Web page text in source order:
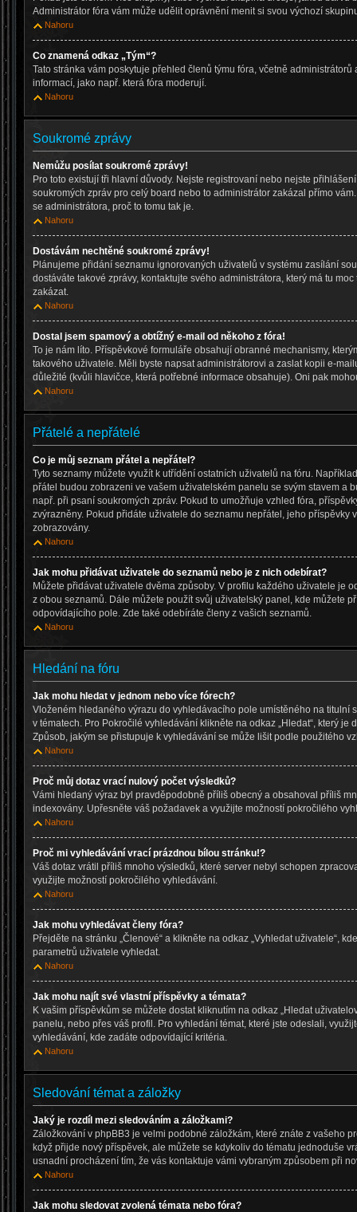
Administrátor fóra vám může udělit oprávnění menit si svou výchozí
Nahoru
Co znamená odkaz „Tým“?
Tato stránka vám poskytuje přehled členů týmu fóra, včetně
informací, jako např. která fóra moderují.
Nahoru
Soukromé zprávy
Nemůžu posílat soukromé zprávy!
Pro toto existují tři hlavní důvody. Nejste registrovaní nebo nejste
soukromých zpráv pro celý board nebo to administrátor zakázal přímo
se administrátora, proč to tomu tak je.
Nahoru
Dostávám nechtěné soukromé zprávy!
Plánujeme přidání seznamu ignorovaných uživatelů v systému zasílání
dostáváte takové zprávy, kontaktujte svého administrátora, který má tu
zakázat.
Nahoru
Dostal jsem spamový a obtížný e-mail od někoho z fóra!
To je nám líto. Příspěvkové formuláře obsahují obranné mechanismy,
takového uživatele. Měli byste napsat administrátorovi a zaslat kopii e-
důležité (kvůli hlavičce, která potřebné informace obsahuje). Oni pak
Nahoru
Přátelé a nepřátelé
Co je můj seznam přátel a nepřátel?
Tyto seznamy můžete využít k utřídění ostatních uživatelů na fóru.
přátel budou zobrazeni ve vašem uživatelském panelu se svým stavem a
např. při psaní soukromých zpráv. Pokud to umožňuje vzhled fóra,
zvýrazněny. Pokud přidáte uživatele do seznamu nepřátel, jeho příspěvky
zobrazovány.
Nahoru
Jak mohu přidávat uživatele do seznamů nebo je z nich odebírat?
Můžete přidávat uživatele dvěma způsoby. V profilu každého uživatele je
z obou seznamů. Dále můžete použít svůj uživatelský panel, kde můžete
odpovídajícího pole. Zde také odebíráte členy z vašich seznamů.
Nahoru
Hledání na fóru
Jak mohu hledat v jednom nebo více fórech?
Vloženém hledaného výrazu do vyhledávacího pole umístěného na titulní
v tématech. Pro Pokročilé vyhledávání klikněte na odkaz „Hledat“, který je
Způsob, jakým se přistupuje k vyhledávání se může lišit podle použitého
Nahoru
Proč můj dotaz vrací nulový počet výsledků?
Vámi hledaný výraz byl pravděpodobně příliš obecný a obsahoval příliš
indexovány. Upřesněte váš požadavek a využijte možností pokročilého
Nahoru
Proč mi vyhledávání vrací prázdnou bílou stránku!?
Váš dotaz vrátil příliš mnoho výsledků, které server nebyl schopen
využijte možností pokročilého vyhledávání.
Nahoru
Jak mohu vyhledávat členy fóra?
Přejděte na stránku „Členové“ a klikněte na odkaz „Vyhledat uživatele“,
parametrů uživatele vyhledat.
Nahoru
Jak mohu najít své vlastní příspěvky a témata?
K vašim příspěvkům se můžete dostat kliknutím na odkaz „Hledat
panelu, nebo přes váš profil. Pro vyhledání témat, které jste odeslali,
vyhledávání, kde zadáte odpovídající kritéria.
Nahoru
Sledování témat a záložky
Jaký je rozdíl mezi sledováním a záložkami?
Záložkování v phpBB3 je velmi podobné záložkám, které znáte z vašeho
když přijde nový příspěvek, ale můžete se kdykoliv do tématu jednoduše
usnadní procházení tím, že vás kontaktuje vámi vybraným způsobem při
Nahoru
Jak mohu sledovat zvolená témata nebo fóra?